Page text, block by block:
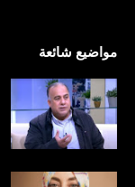
مواضيع شائعة